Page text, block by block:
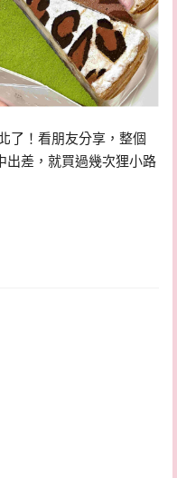
了！看朋友分享，整個
出差，就買過幾次狸小路